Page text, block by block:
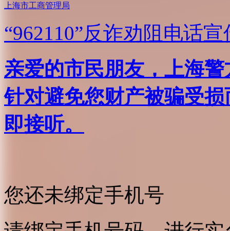
上海市工商管理局
“962110”反诈劝阻电话宣
亲爱的市民朋友，上海
针对避免您财产被骗受
即接听。
您还未绑定手机号